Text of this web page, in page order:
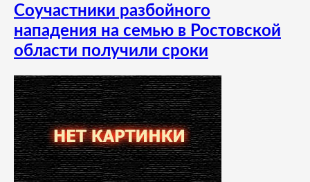
Соучастники разбойного
нападения на семью в Ростовской
области получили сроки